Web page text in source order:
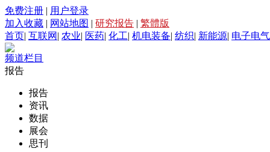
免费注册 | 用户登录
加入收藏 | 网站地图 | 研究报告 | 繁體版
首页| 互联网 | 农业| 医药| 化工| 机电装备| 纺织| 新能源| 电子电气
频道栏目
报告
报告
资讯
数据
展会
思刊